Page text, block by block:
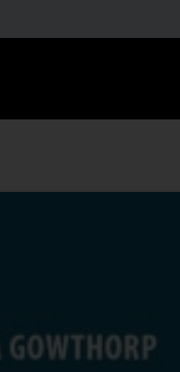
Στρατηγική
Εταιρειών
O’BRIEN DANNY,
GOWTHORP LISA